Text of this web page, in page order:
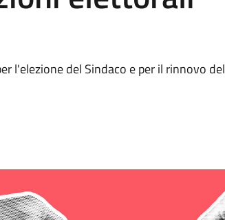
l'elezione del Sindaco e per il rinnovo del